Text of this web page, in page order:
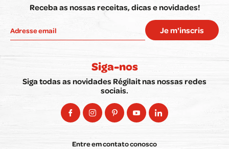
Receba as nossas receitas, dicas e novidades!
Je m'inscris
Siga-nos
Siga todas as novidades Régilait nas nossas redes
sociais.
Entre em contato conosco